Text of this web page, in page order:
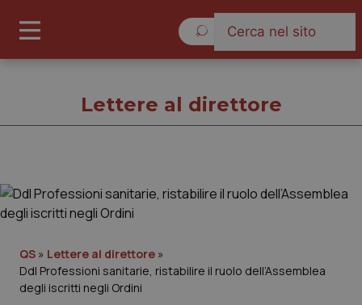
Governo e Parlamento
Lettere al direttore
QS » Lettere al direttore »
Ddl Professioni sanitarie, ristabilire il ruolo dell’Assemblea
degli iscritti negli Ordini